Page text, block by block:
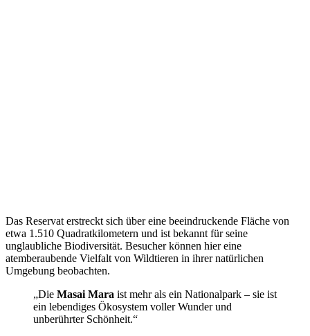
Das Reservat erstreckt sich über eine beeindruckende Fläche von
etwa 1.510 Quadratkilometern und ist bekannt für seine
unglaubliche Biodiversität. Besucher können hier eine
atemberaubende Vielfalt von Wildtieren in ihrer natürlichen
Umgebung beobachten.
„Die Masai Mara ist mehr als ein Nationalpark – sie ist
ein lebendiges Ökosystem voller Wunder und
unberührter Schönheit.“